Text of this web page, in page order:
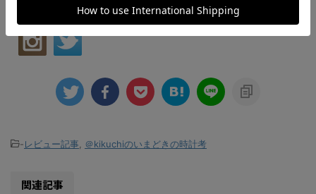
ン）」のクリエイティブディレクターとしてオリジナ
-レビュー記事, ＠kikuchiのいまどきの時計考
関連記事